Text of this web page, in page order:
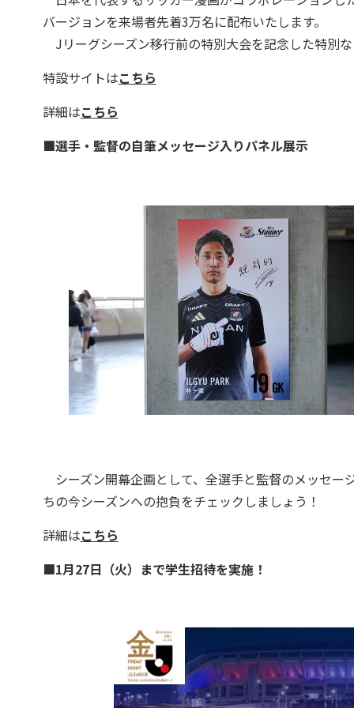
バージョンを来場者先着3万名に配布いたします。
Jリーグシーズン移行前の特別大会を記念した特別
特設サイトはこちら
詳細はこちら
■選手・監督の自筆メッセージ入りパネル展示
シーズン開幕企画として、全選手と監督のメッセー
ちの今シーズンへの抱負をチェックしましょう！
詳細はこちら
■1月27日（火）まで学生招待を実施！